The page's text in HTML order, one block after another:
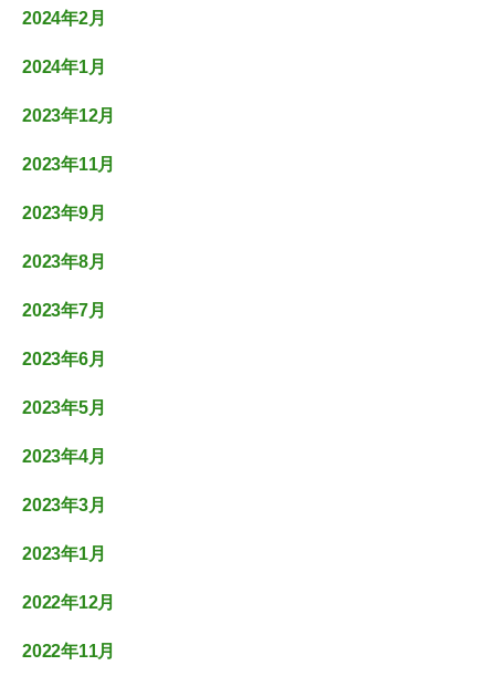
2024年2月
2024年1月
2023年12月
2023年11月
2023年9月
2023年8月
2023年7月
2023年6月
2023年5月
2023年4月
2023年3月
2023年1月
2022年12月
2022年11月